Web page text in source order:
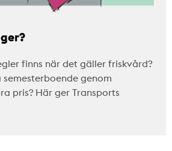
finns när det gäller friskvård?
semesterboende genom
pris? Här ger Transports